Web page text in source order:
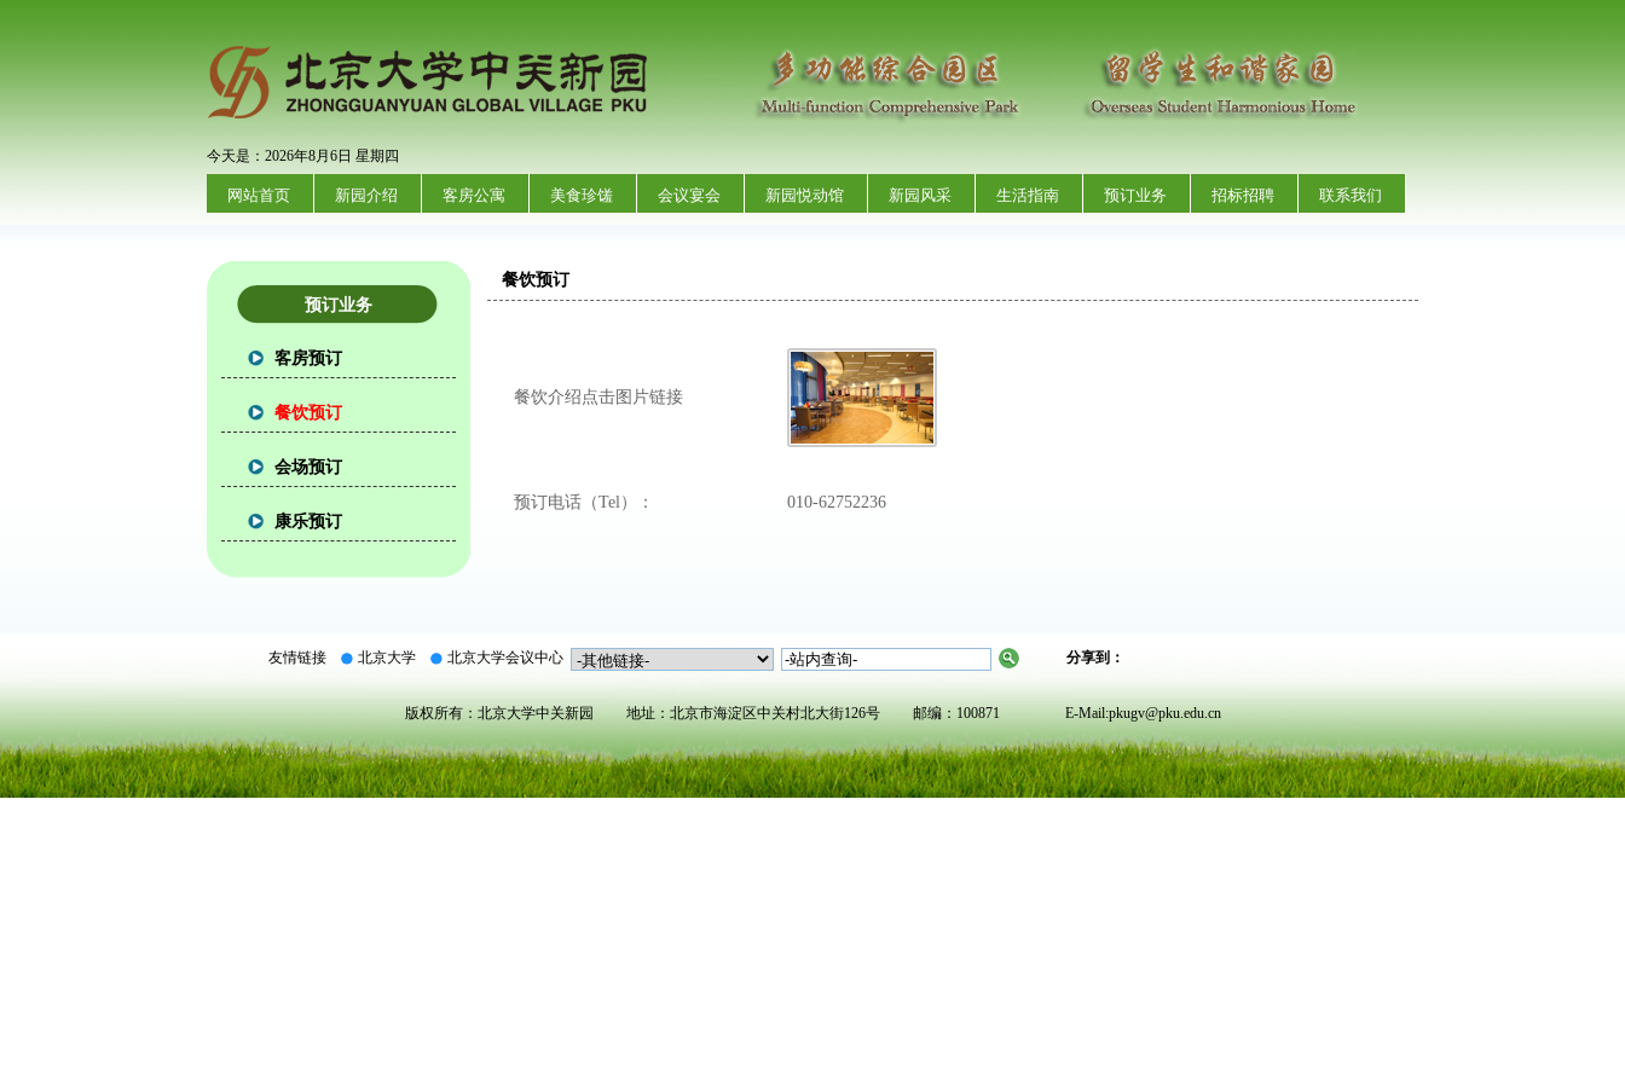
今天是：2026年8月6日 星期四
网站首页 新园介绍 客房公寓 美食珍馐 会议宴会 新园悦动馆 新园风采 生活指南 预订业务 招标招聘 联系我们
预订业务
客房预订
餐饮预订
会场预订
康乐预订
餐饮预订
餐饮介绍点击图片链接
预订电话（Tel）： 010-62752236
友情链接 北京大学 北京大学会议中心 分享到：
版权所有：北京大学中关新园 地址：北京市海淀区中关村北大街126号 邮编：100871 E-Mail:pkugv@pku.edu.cn